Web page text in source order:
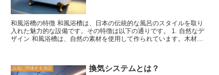
地熱を利用してお湯を沸かす太陽熱風呂釜や地熱風呂釜があります。
これらの風呂釜は、自然エネルギーを活用することで、電気やガスを
使用するよりもエネルギー効率が高く、環境に優しいお風呂の利用が
可能です。 さらに、最近ではスマートホームの一環として、インタ
ーネットに接続して遠隔操作が可能なスマート風呂釜も登場していま
呂釜の種類は多岐にわたり、それぞれに特徴や利点があります。自分
の生活スタイルや予算に合わせて選ぶことが重要です。また、風呂釜
和風浴槽の特徴 和風浴槽は、日本の伝統的な風呂のスタイルを取り
入れた魅力的な設備です。その特徴は以下の通りです。 1. 自然なデ
ザイン 和風浴槽は、自然の素材を使用して作られています。木材や
浴槽は、お湯の温度を保ちやすい特徴があります。木材や石材は熱を
設備に関連する用語 換気システムとは？